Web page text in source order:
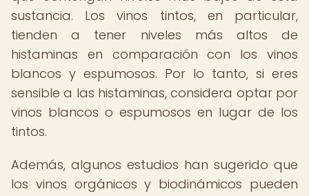
sustancia. Los vinos tintos, en particular,
tienden a tener niveles más altos de
histaminas en comparación con los vinos
blancos y espumosos. Por lo tanto, si eres
sensible a las histaminas, considera optar por
vinos blancos o espumosos en lugar de los
tintos.
Además, algunos estudios han sugerido que
los vinos orgánicos y biodinámicos pueden